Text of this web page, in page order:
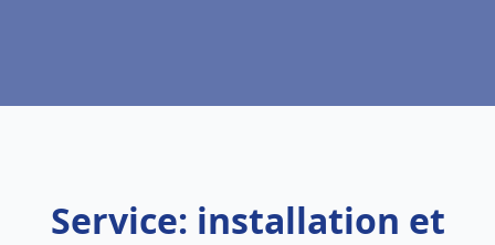
Service: installation et